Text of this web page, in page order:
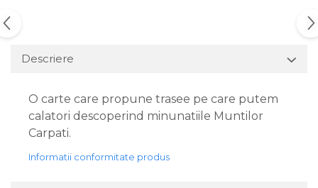
Descriere
O carte care propune trasee pe care putem
calatori descoperind minunatiile Muntilor
Carpati.
Informatii conformitate produs